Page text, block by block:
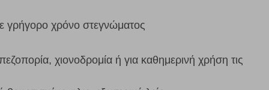
γρήγορο χρόνο στεγνώματος
χιονοδρομία ή για καθημερινή χρήση τις